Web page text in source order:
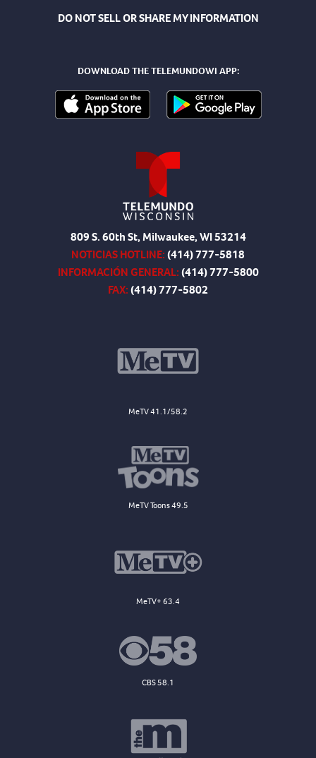
DO NOT SELL OR SHARE MY INFORMATION
DOWNLOAD THE TELEMUNDOWI APP:
809 S. 60th St, Milwaukee, WI 53214
NOTICIAS HOTLINE:(414) 777-5818
INFORMACIÓN GENERAL:(414) 777-5800
FAX:(414) 777-5802
MeTV 41.1/58.2
MeTV Toons 49.5
MeTV+ 63.4
CBS 58.1